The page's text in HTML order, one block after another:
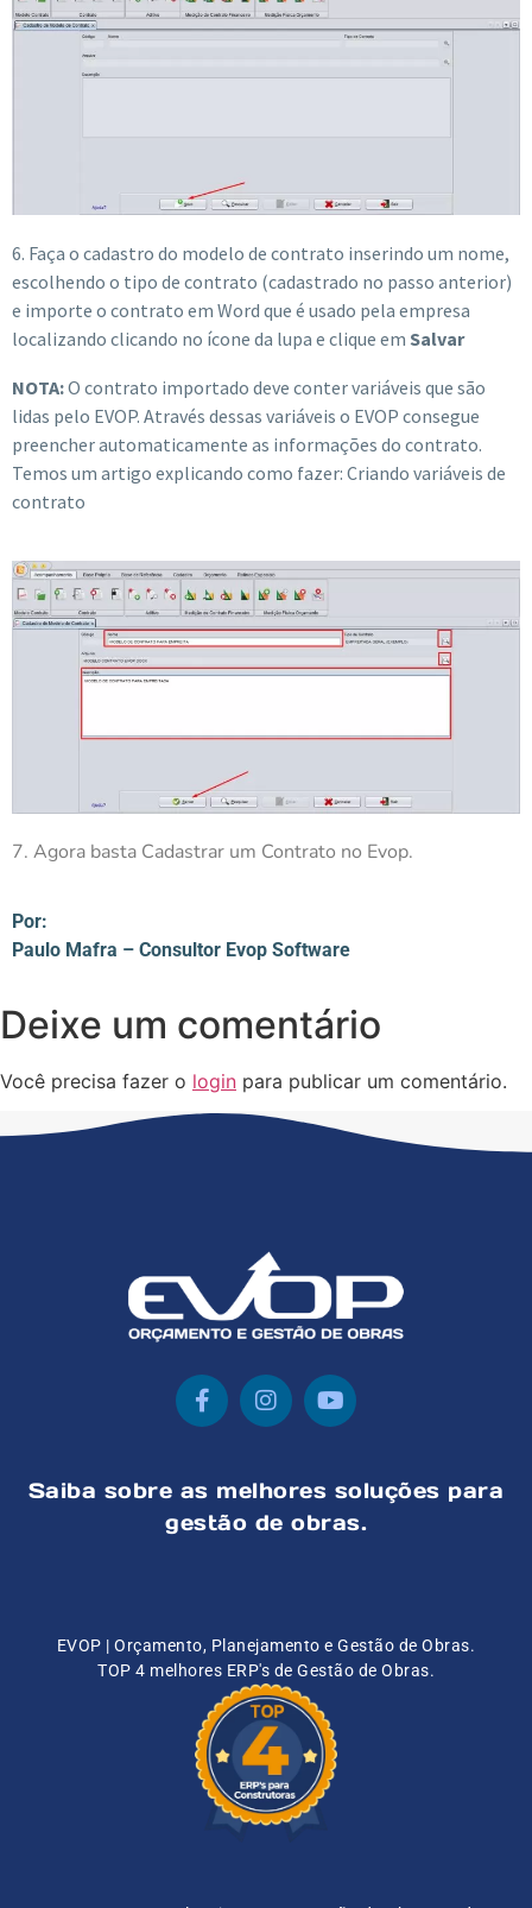
6. Faça o cadastro do modelo de contrato inserindo um nome,
escolhendo o tipo de contrato (cadastrado no passo anterior)
e importe o contrato em Word que é usado pela empresa
localizando clicando no ícone da lupa e clique em Salvar
NOTA:O contrato importado deve conter variáveis que são
lidas pelo EVOP. Através dessas variáveis o EVOP consegue
preencher automaticamente as informações do contrato.
Temos um artigo explicando como fazer: Criando variáveis de
contrato
7. Agora basta Cadastrar um Contrato no Evop.
Por:
Paulo Mafra – Consultor Evop Software
Deixe um comentário
Você precisa fazer o login para publicar um comentário.
Saiba sobre as melhores soluções para
gestão de obras.
EVOP | Orçamento, Planejamento e Gestão de Obras.
TOP 4 melhores ERP's de Gestão de Obras.